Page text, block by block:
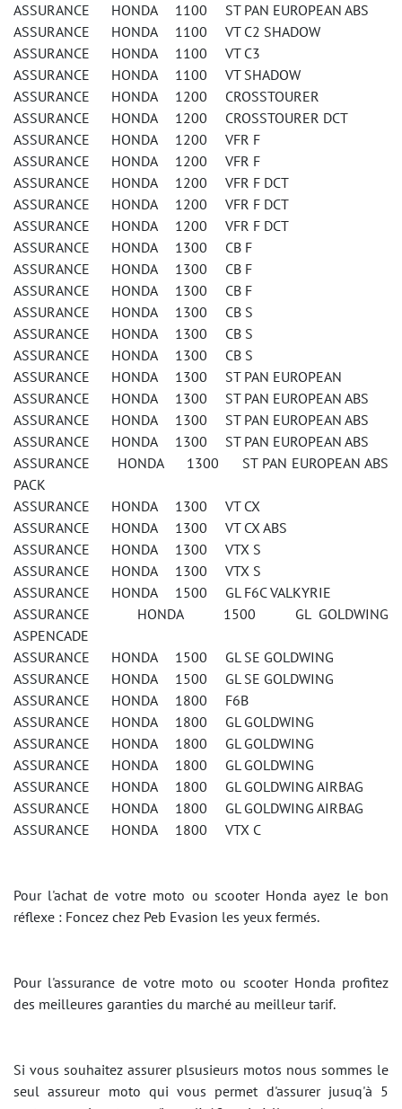
ASSURANCE HONDA 1100 ST PAN EUROPEAN ABS
ASSURANCE HONDA 1100 VT C2 SHADOW
ASSURANCE HONDA 1100 VT C3
ASSURANCE HONDA 1100 VT SHADOW
ASSURANCE HONDA 1200 CROSSTOURER
ASSURANCE HONDA 1200 CROSSTOURER DCT
ASSURANCE HONDA 1200 VFR F
ASSURANCE HONDA 1200 VFR F
ASSURANCE HONDA 1200 VFR F DCT
ASSURANCE HONDA 1200 VFR F DCT
ASSURANCE HONDA 1200 VFR F DCT
ASSURANCE HONDA 1300 CB F
ASSURANCE HONDA 1300 CB F
ASSURANCE HONDA 1300 CB F
ASSURANCE HONDA 1300 CB S
ASSURANCE HONDA 1300 CB S
ASSURANCE HONDA 1300 CB S
ASSURANCE HONDA 1300 ST PAN EUROPEAN
ASSURANCE HONDA 1300 ST PAN EUROPEAN ABS
ASSURANCE HONDA 1300 ST PAN EUROPEAN ABS
ASSURANCE HONDA 1300 ST PAN EUROPEAN ABS
ASSURANCE HONDA 1300 ST PAN EUROPEAN ABS
PACK
ASSURANCE HONDA 1300 VT CX
ASSURANCE HONDA 1300 VT CX ABS
ASSURANCE HONDA 1300 VTX S
ASSURANCE HONDA 1300 VTX S
ASSURANCE HONDA 1500 GL F6C VALKYRIE
ASSURANCE HONDA 1500 GL GOLDWING
ASPENCADE
ASSURANCE HONDA 1500 GL SE GOLDWING
ASSURANCE HONDA 1500 GL SE GOLDWING
ASSURANCE HONDA 1800 F6B
ASSURANCE HONDA 1800 GL GOLDWING
ASSURANCE HONDA 1800 GL GOLDWING
ASSURANCE HONDA 1800 GL GOLDWING
ASSURANCE HONDA 1800 GL GOLDWING AIRBAG
ASSURANCE HONDA 1800 GL GOLDWING AIRBAG
ASSURANCE HONDA 1800 VTX C
Pour l'achat de votre moto ou scooter Honda ayez le bon
réflexe : Foncez chez Peb Evasion les yeux fermés.
Pour l'assurance de votre moto ou scooter Honda profitez
des meilleures garanties du marché au meilleur tarif.
Si vous souhaitez assurer plsusieurs motos nous sommes le
seul assureur moto qui vous permet d'assurer jusuq'à 5